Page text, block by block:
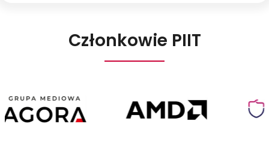
Członkowie PIIT
Agora
Poland